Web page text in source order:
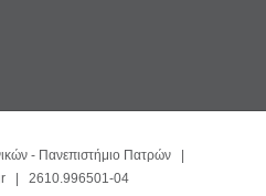
- Πανεπιστήμιο Πατρών|
| 2610.996501-04